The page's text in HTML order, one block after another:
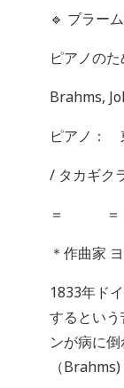
🔹 ブラー
ピアノの
Brahms,
ピアノ：
/ タカギク
＝
＊作曲家
1833年ド
するとい
ンが病に
（Brahms)